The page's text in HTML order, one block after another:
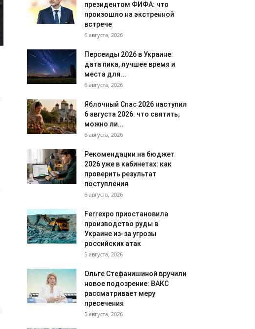
президентом ФИФА: что
произошло на экстренной
встрече
6 августа, 2026
Персеиды 2026 в Украине:
дата пика, лучшее время и
места для...
6 августа, 2026
Яблочный Спас 2026 наступил
6 августа 2026: что святить,
можно ли...
6 августа, 2026
Рекомендации на бюджет
2026 уже в кабинетах: как
проверить результат
поступления
6 августа, 2026
Ferrexpo приостановила
производство руды в
Украине из-за угрозы
российских атак
5 августа, 2026
Ольге Стефанишиной вручили
новое подозрение: ВАКС
рассматривает меру
пресечения
5 августа, 2026